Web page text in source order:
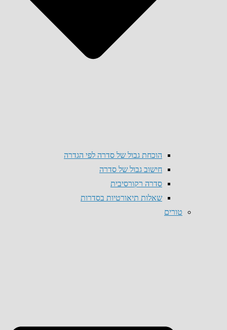
הוכחת גבול של סדרה לפי הגדרה
חישוב גבול של סדרה
סדרה רקורסיבית
שאלות תיאורטיות בסדרות
טורים